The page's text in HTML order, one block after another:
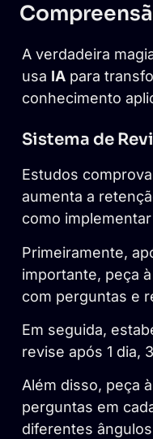
A verdadeira
usa IA para
conhecimento
Sistema de
Estudos
aumenta a
como
Primeiramente,
importante, peça
com perguntas e
Em seguida,
revise após 1 dia,
Além disso, peça
perguntas em
diferentes